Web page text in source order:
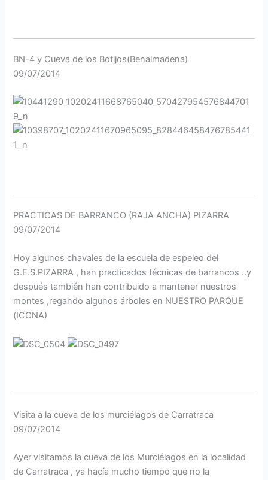
BN-4 y Cueva de los Botijos(Benalmadena)
09/07/2014
PRACTICAS DE BARRANCO (RAJA ANCHA) PIZARRA
09/07/2014
Hoy algunos chavales de la escuela de espeleo del
G.E.S.PIZARRA , han practicados técnicas de barrancos ..y
después también han contribuido a mantener nuestros
montes ,regando algunos árboles en NUESTRO PARQUE
(ICONA)
Visita a la cueva de los murciélagos de Carratraca
09/07/2014
Ayer visitamos la cueva de los Murciélagos en la localidad
de Carratraca , ya hacía mucho tiempo que no la